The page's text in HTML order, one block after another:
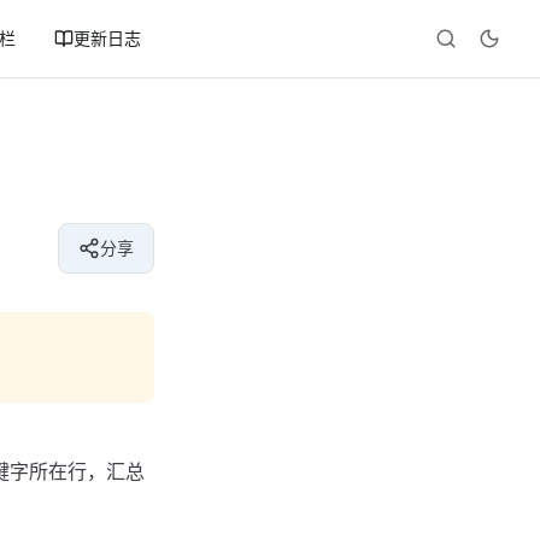
更新日志
分享
字所在行，汇总